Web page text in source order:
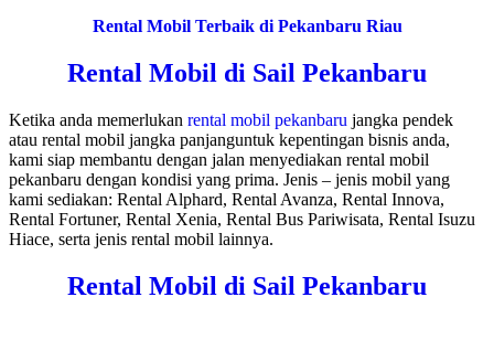
Rental Mobil Terbaik di Pekanbaru Riau
Rental Mobil di Sail Pekanbaru
Ketika anda memerlukan rental mobil pekanbaru jangka pendek
atau rental mobil jangka panjanguntuk kepentingan bisnis anda,
kami siap membantu dengan jalan menyediakan rental mobil
pekanbaru dengan kondisi yang prima. Jenis – jenis mobil yang
kami sediakan: Rental Alphard, Rental Avanza, Rental Innova,
Rental Fortuner, Rental Xenia, Rental Bus Pariwisata, Rental Isuzu
Hiace, serta jenis rental mobil lainnya.
Rental Mobil di Sail Pekanbaru